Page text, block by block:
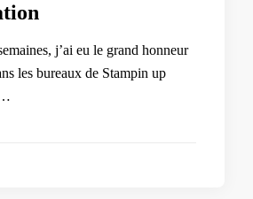
j’ai eu le grand honneur
les bureaux de Stampin up